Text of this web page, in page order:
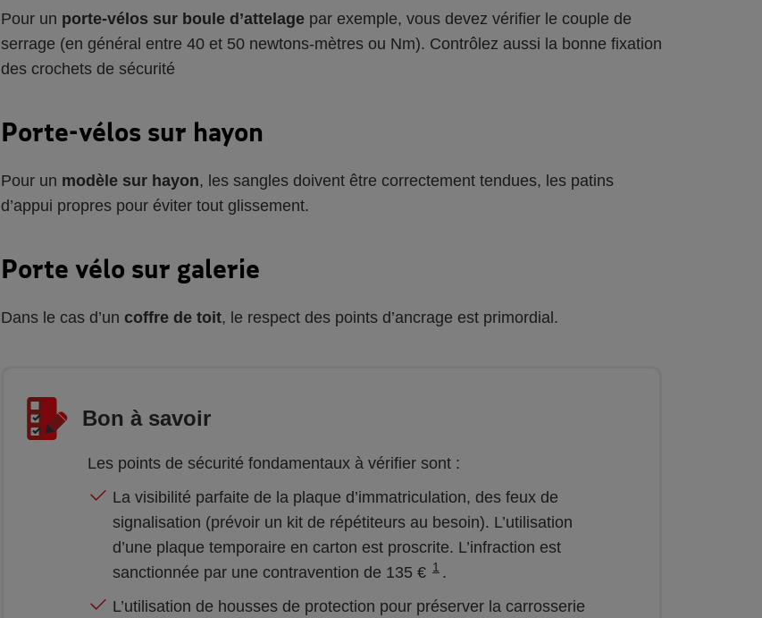
Pour un porte-vélos sur boule d’attelage par exemple, vous devez vérifier le couple de
serrage (en général entre 40 et 50 newtons-mètres ou Nm). Contrôlez aussi la bonne fixation
des crochets de sécurité
Porte-vélos sur hayon
Pour un modèle sur hayon, les sangles doivent être correctement tendues, les patins
d’appui propres pour éviter tout glissement.
Porte vélo sur galerie
Dans le cas d’un coffre de toit, le respect des points d’ancrage est primordial.
Bon à savoir
Les points de sécurité fondamentaux à vérifier sont :
La visibilité parfaite de la plaque d’immatriculation, des feux de
signalisation (prévoir un kit de répétiteurs au besoin). L’utilisation
d’une plaque temporaire en carton est proscrite. L’infraction est
sanctionnée par une contravention de 135 € 1 .
L’utilisation de housses de protection pour préserver la carrosserie